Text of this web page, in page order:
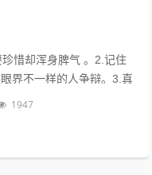
惜却浑身脾气 。2.记住
界不一样的人争辩。3.真
着想，不是每个人都能把
1947